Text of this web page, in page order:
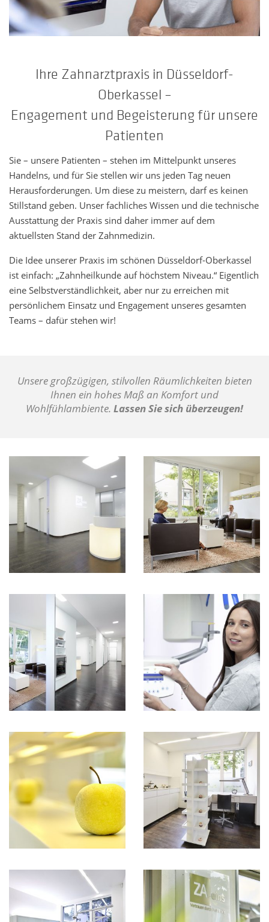
Ihre Zahnarztpraxis in Düsseldorf-
Oberkassel –
Engagement und Begeisterung für unsere
Patienten
Sie – unsere Patienten – stehen im Mittelpunkt unseres
Handelns, und für Sie stellen wir uns jeden Tag neuen
Herausforderungen. Um diese zu meistern, darf es keinen
Stillstand geben. Unser fachliches Wissen und die technische
Ausstattung der Praxis sind daher immer auf dem
aktuellsten Stand der Zahnmedizin.
Die Idee unserer Praxis im schönen Düsseldorf-Oberkassel
ist einfach: „Zahnheilkunde auf höchstem Niveau.“ Eigentlich
eine Selbstverständlichkeit, aber nur zu erreichen mit
persönlichem Einsatz und Engagement unseres gesamten
Teams – dafür stehen wir!
Unsere großzügigen, stilvollen Räumlichkeiten bieten
Ihnen ein hohes Maß an Komfort und
Wohlfühlambiente. Lassen Sie sich überzeugen!